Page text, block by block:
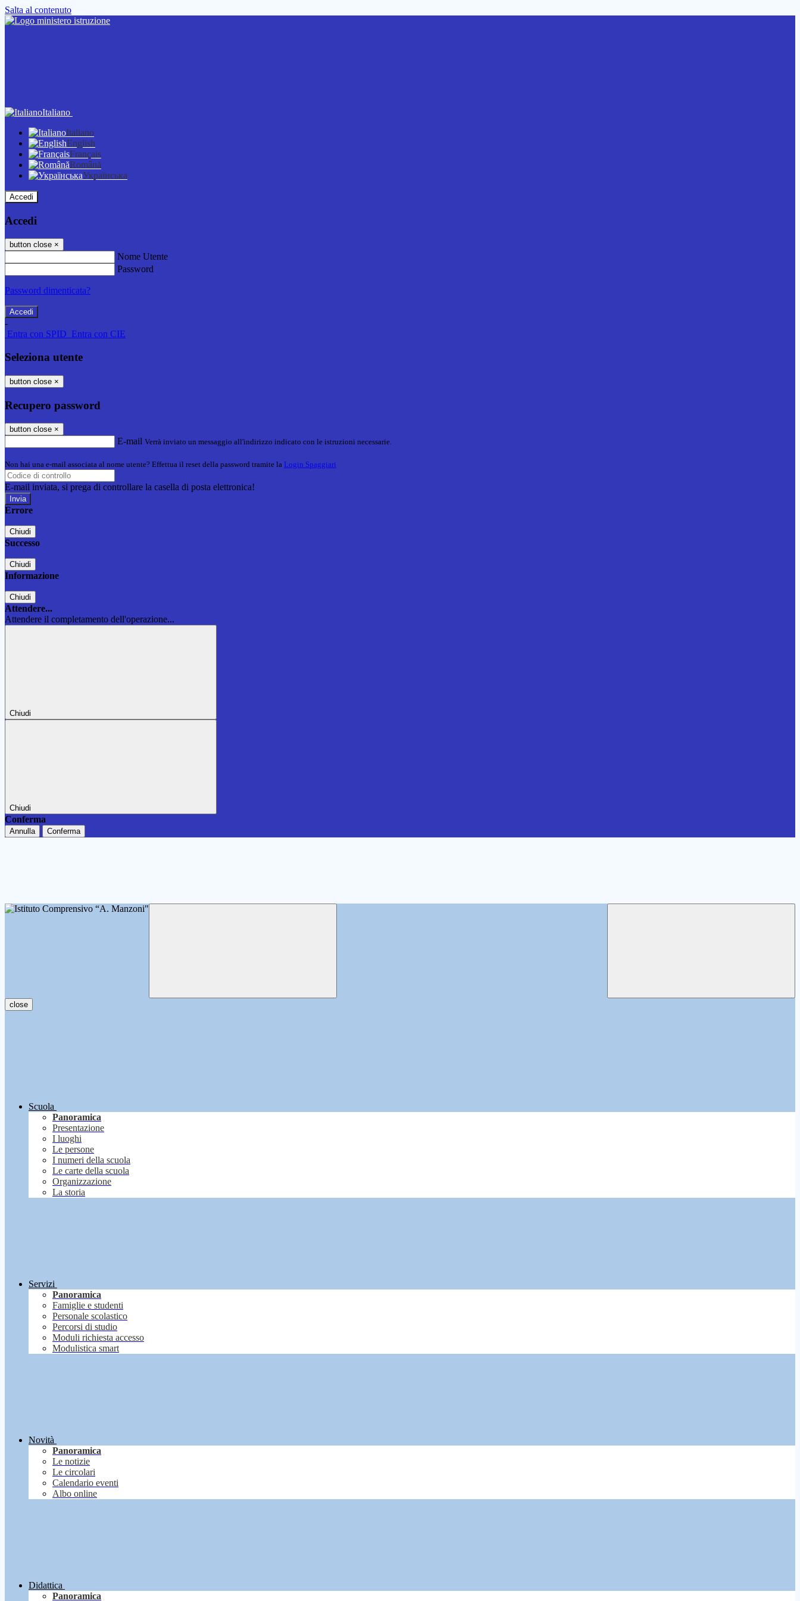
Salta al contenuto
Italiano
Italiano
English
Français
Română
Українська
Accedi
Accedi
button close ×
Nome Utente
Password
Password dimenticata?
-
Entra con SPID Entra con CIE
Seleziona utente
button close ×
Recupero password
button close ×
E-mail Verrà inviato un messaggio all'indirizzo indicato con le istruzioni necessarie.
Non hai una e-mail associata al nome utente? Effettua il reset della password tramite la Login Spaggiari
E-mail inviata, si prega di controllare la casella di posta elettronica!
Errore
Chiudi
Successo
Chiudi
Informazione
Chiudi
Attendere...
Attendere il completamento dell'operazione...
Chiudi
Chiudi
Conferma
Annulla Conferma
close
Scuola
Panoramica
Presentazione
I luoghi
Le persone
I numeri della scuola
Le carte della scuola
Organizzazione
La storia
Servizi
Panoramica
Famiglie e studenti
Personale scolastico
Percorsi di studio
Moduli richiesta accesso
Modulistica smart
Novità
Panoramica
Le notizie
Le circolari
Calendario eventi
Albo online
Didattica
Panoramica